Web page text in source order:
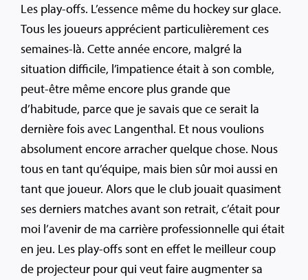
Les play-offs. L’essence même du hockey sur glace.
Tous les joueurs apprécient particulièrement ces
semaines-là. Cette année encore, malgré la
situation difficile, l’impatience était à son comble,
peut-être même encore plus grande que
d’habitude, parce que je savais que ce serait la
dernière fois avec Langenthal. Et nous voulions
absolument encore arracher quelque chose. Nous
tous en tant qu’équipe, mais bien sûr moi aussi en
tant que joueur. Alors que le club jouait quasiment
ses derniers matches avant son retrait, c’était pour
moi l’avenir de ma carrière professionnelle qui était
en jeu. Les play-offs sont en effet le meilleur coup
de projecteur pour qui veut faire augmenter sa